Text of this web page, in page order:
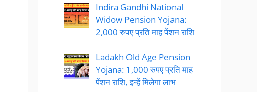
Indira Gandhi National
Widow Pension Yojana:
2,000 रुपए प्रति माह पेंशन राशि
Ladakh Old Age Pension
Yojana: 1,000 रुपए प्रति माह
पेंशन राशि, इन्हें मिलेगा लाभ